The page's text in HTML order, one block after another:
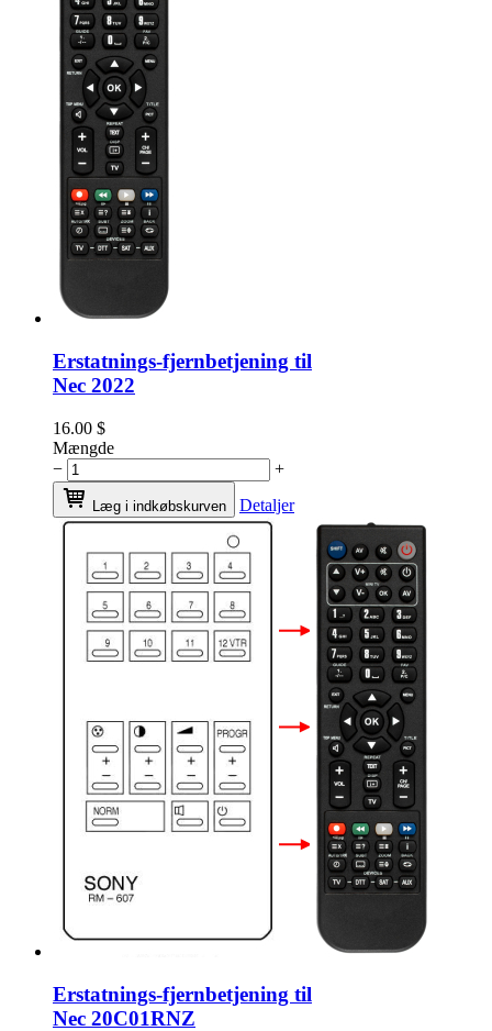
Erstatnings-fjernbetjening til
Nec 2022
16.00 $
Mængde
−
+
Læg i indkøbskurven Detaljer
Erstatnings-fjernbetjening til
Nec 20C01RNZ